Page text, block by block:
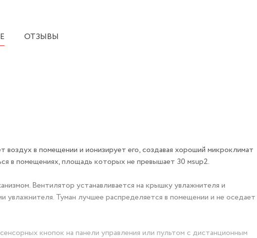
ОТЗЫВЫ
воздух в помещении и ионизирует его, создавая хороший микроклимат
в помещениях, площадь которых не превышает 30 мsup2.
Вентилятор устанавливается на крышку увлажнителя и
Туман лучшее распределяется в помещении и не оседает
кнопок на панели управления или пультом с дистанционным